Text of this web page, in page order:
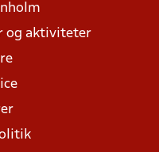
og aktiviteter